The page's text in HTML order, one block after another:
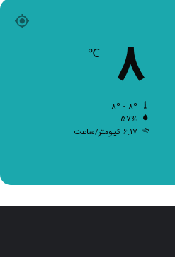
۸ ℃
۵۷%
۶.۱۷ کیلومتر/ساعت